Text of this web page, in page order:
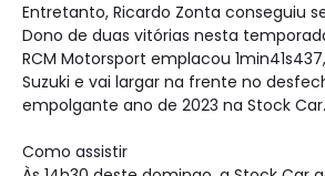
Entretanto, Ricardo Zonta conseguiu
Dono de duas vitórias nesta
RCM Motorsport emplacou
Suzuki e vai largar na frente no
empolgante ano de 2023 na Stock Car.
Como assistir